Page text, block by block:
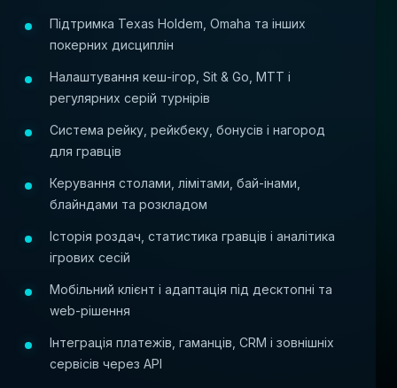
Підтримка Texas Holdem, Omaha та інших
покерних дисциплін
Налаштування кеш-ігор, Sit & Go, MTT і
регулярних серій турнірів
Система рейку, рейкбеку, бонусів і нагород
для гравців
Керування столами, лімітами, бай-інами,
блайндами та розкладом
Історія роздач, статистика гравців і аналітика
ігрових сесій
Мобільний клієнт і адаптація під десктопні та
web-рішення
Інтеграція платежів, гаманців, CRM і зовнішніх
сервісів через API